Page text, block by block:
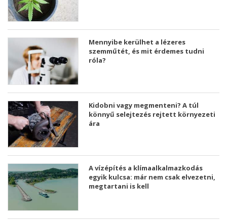
Mennyibe kerülhet a lézeres
szemműtét, és mit érdemes tudni
róla?
Kidobni vagy megmenteni? A túl
könnyű selejtezés rejtett környezeti
ára
A vízépítés a klímaalkalmazkodás
egyik kulcsa: már nem csak elvezetni,
megtartani is kell